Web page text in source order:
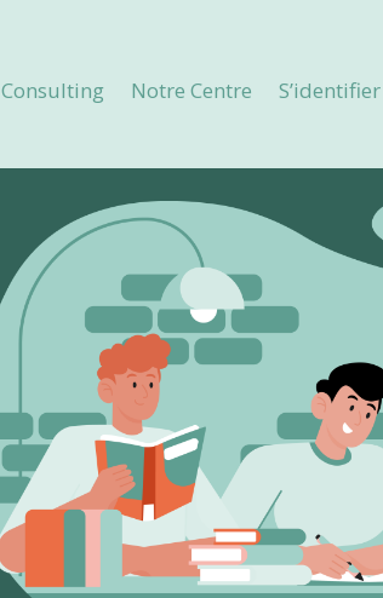
Consulting Notre Centre S’identifier